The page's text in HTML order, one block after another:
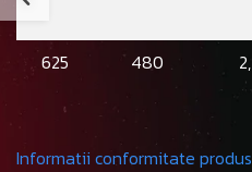
625 480 2,
Informatii conformitate produs